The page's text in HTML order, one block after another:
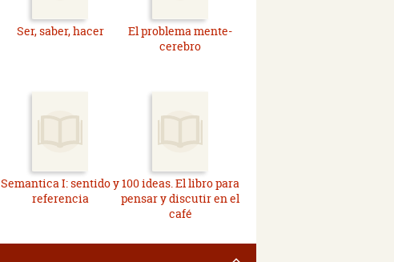
Ser, saber, hacer
El problema mente-
cerebro
Semantica I: sentido y
referencia
100 ideas. El libro para
pensar y discutir en el
café